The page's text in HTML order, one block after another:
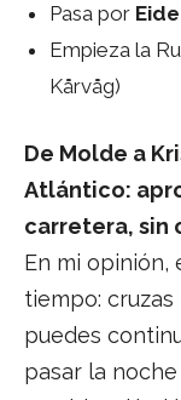
Pasa por Eide
Empieza la
Kårvåg)
De Molde a
Atlántico:
carretera, sin
En mi opinión,
tiempo:
puedes
pasar la noche